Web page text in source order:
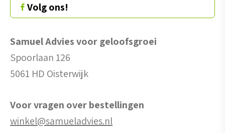
Volg ons!
Samuel Advies voor geloofsgroei
Spoorlaan 126
5061 HD Oisterwijk
Voor vragen over bestellingen
winkel@samueladvies.nl